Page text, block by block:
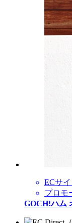
ECサイ
プロモ
GOCH!ハム